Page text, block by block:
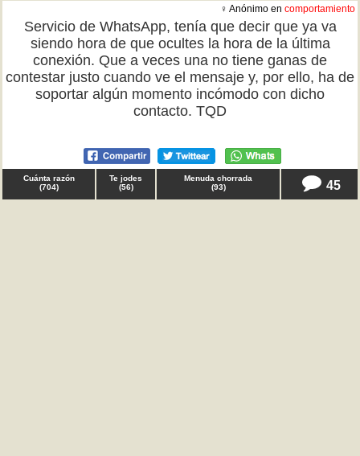
♀ Anónimo en comportamiento
Servicio de WhatsApp, tenía que decir que ya va
siendo hora de que ocultes la hora de la última
conexión. Que a veces una no tiene ganas de
contestar justo cuando ve el mensaje y, por ello, ha de
soportar algún momento incómodo con dicho
contacto. TQD
Cuánta razón
(704)
Te jodes
(56)
Menuda chorrada
(93) 45